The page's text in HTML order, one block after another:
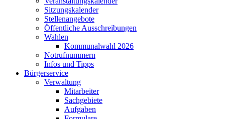
Sitzungskalender
Stellenangebote
Öffentliche Ausschreibungen
Wahlen
Kommunalwahl 2026
Notrufnummern
Infos und Tipps
Bürgerservice
Verwaltung
Mitarbeiter
Sachgebiete
Aufgaben